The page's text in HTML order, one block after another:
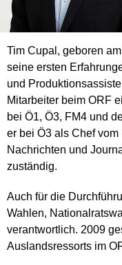
Tim Cupal, geboren
seine ersten
und
Mitarbeiter beim ORF
bei Ö1, Ö3, FM4 und
er bei Ö3 als Chef
Nachrichten und
zuständig.
Auch für die
Wahlen,
verantwortlich. 2009
Auslandsressorts im